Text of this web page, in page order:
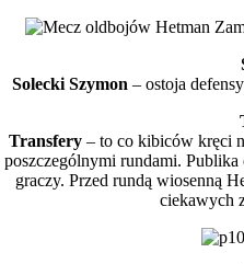
Solecki Szymon – ostoja
Transfery– to co kibiców kręci
poszczególnymi rundami.
graczy. Przed rundą wiosenną
ciekawych